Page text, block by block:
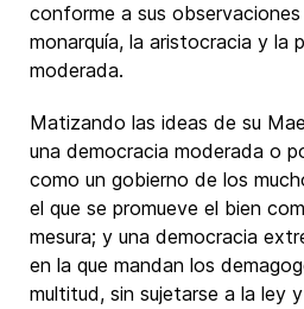
conforme a sus
monarquía, la aristocracia y la
moderada.
Matizando las ideas de su
una democracia moderada o
como un gobierno de los
el que se promueve el bien
mesura; y una democracia
en la que mandan los
multitud, sin sujetarse a la ley